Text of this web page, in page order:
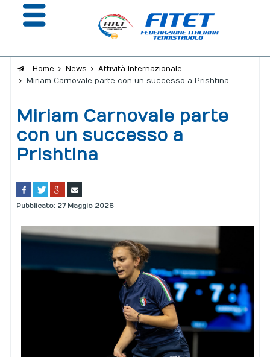
La Federazione
Affiliazione e Tesseramento
Giustizia
Portale risultati
Home News
Attività Internazionale
Miriam Carnovale parte con un successo a Prishtina
Miriam Carnovale parte
con un successo a
Prishtina
Pubblicato: 27 Maggio 2026